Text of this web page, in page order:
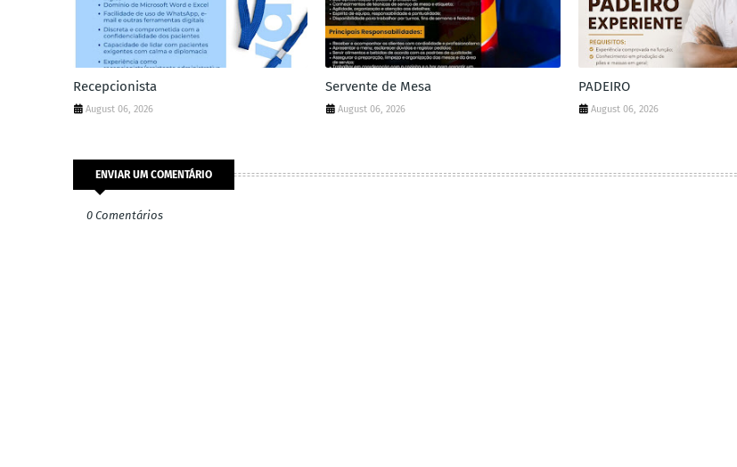
Recepcionista
August 06, 2026
Servente de Mesa
August 06, 2026
PADEIRO
August 06, 2026
ENVIAR UM COMENTÁRIO
0 Comentários